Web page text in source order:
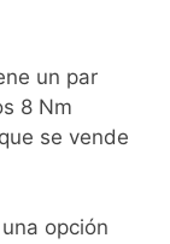
un par
8 Nm
se vende
opción